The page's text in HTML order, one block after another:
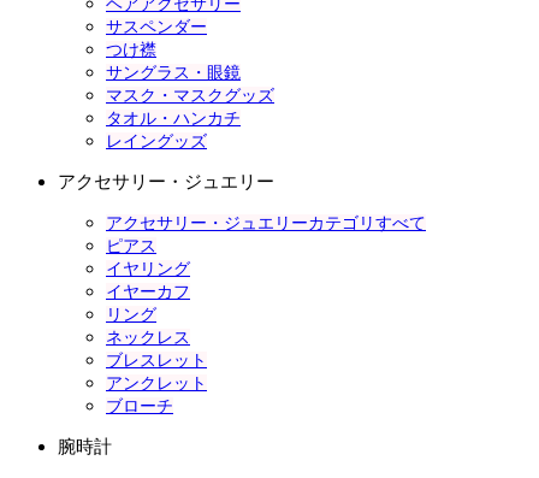
ヘアアクセサリー
サスペンダー
つけ襟
サングラス・眼鏡
マスク・マスクグッズ
タオル・ハンカチ
レイングッズ
アクセサリー・ジュエリー
アクセサリー・ジュエリーカテゴリすべて
ピアス
イヤリング
イヤーカフ
リング
ネックレス
ブレスレット
アンクレット
ブローチ
腕時計